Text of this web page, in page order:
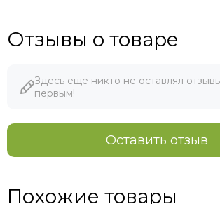
Отзывы о товаре
Здесь еще никто не оставлял
первым!
Оставить отзыв
Похожие товары